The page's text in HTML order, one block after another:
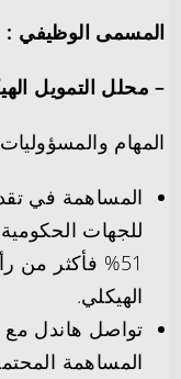
المسمى الوظيفي :
– محلل التمويل
المهام
المساهمة في
للجهات
51% فأكثر من
الهيكلي.
تواصل هاندل
المساهمة